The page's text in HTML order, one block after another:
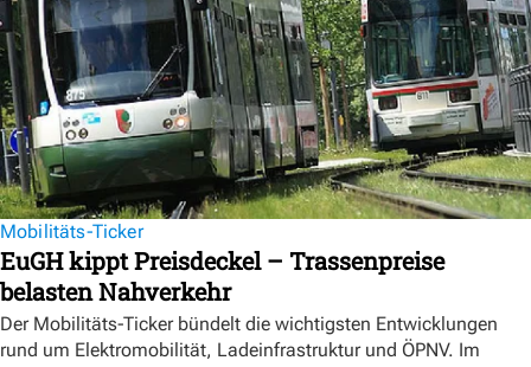
Mobilitäts-Ticker
EuGH kippt Preisdeckel – Trassenpreise
belasten Nahverkehr
Der Mobilitäts-Ticker bündelt die wichtigsten Entwicklungen
rund um Elektromobilität, Ladeinfrastruktur und ÖPNV. Im